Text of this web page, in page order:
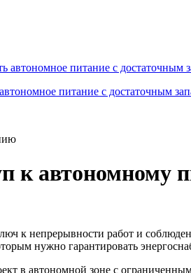
питание с достаточным
к автономному
к непрерывности работ и
нужно гарантировать
автономной зоне с